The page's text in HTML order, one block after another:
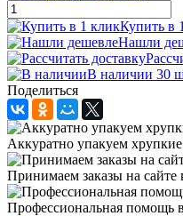
Купить в
Нашли
В наличии 30
Поделиться
Аккуратно упакуем
Принимаем заказы на сайте
Профессиональная помощь